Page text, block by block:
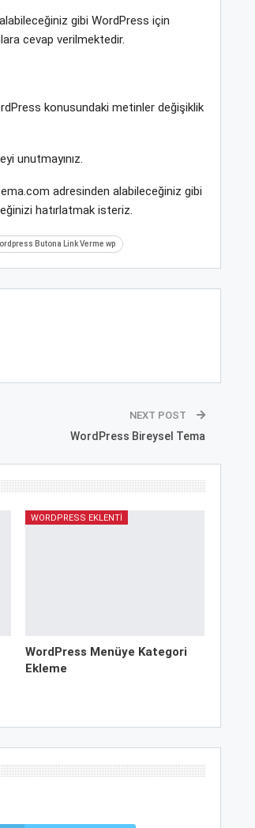
gibi WordPress için
cevap verilmektedir.
konusundaki metinler değişiklik
unutmayınız.
adresinden alabileceğiniz gibi
hatırlatmak isteriz.
Butona Link Verme wp
NEXT POST
WordPress Bireysel Tema
WORDPRESS EKLENTI
WordPress Menüye Kategori
Ekleme